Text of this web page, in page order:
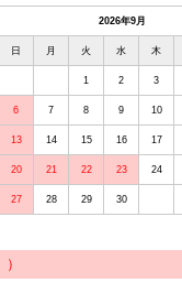
2026年9月
日 月 火 水 木
1 2 3
6 7 8 9 10
13 14 15 16 17
20 21 22 23 24
27 28 29 30